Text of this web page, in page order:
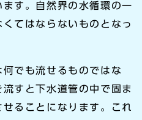
す。自然界の水循環の一
てはならないものとなっ
でも流せるものではな
すと下水道管の中で固ま
ることになります。これ